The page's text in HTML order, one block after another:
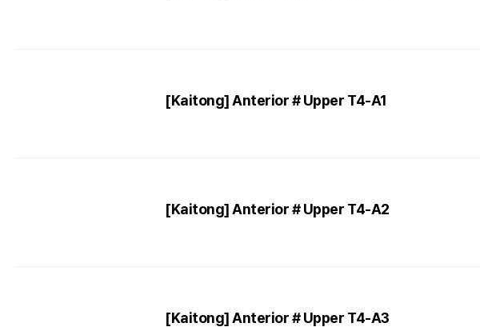
[Kaitong] Anterior # Upper T4-A1
[Kaitong] Anterior # Upper T4-A2
[Kaitong] Anterior # Upper T4-A3